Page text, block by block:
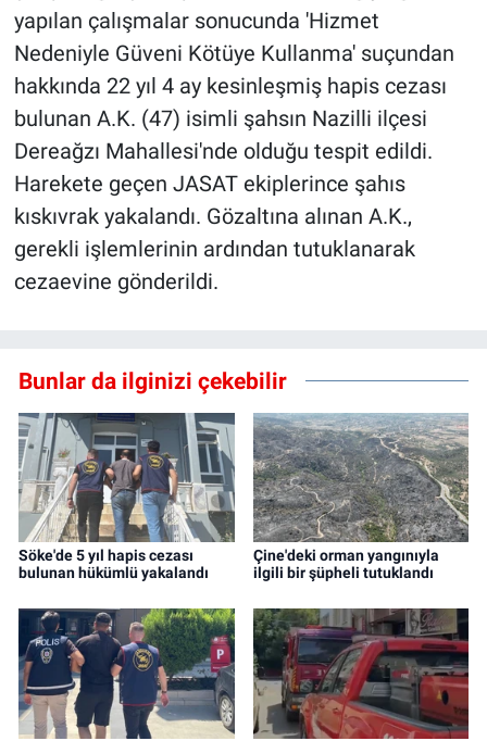
yapılan çalışmalar sonucunda 'Hizmet
Nedeniyle Güveni Kötüye Kullanma' suçundan
hakkında 22 yıl 4 ay kesinleşmiş hapis cezası
bulunan A.K. (47) isimli şahsın Nazilli ilçesi
Dereağzı Mahallesi'nde olduğu tespit edildi.
Harekete geçen JASAT ekiplerince şahıs
kıskıvrak yakalandı. Gözaltına alınan A.K.,
gerekli işlemlerinin ardından tutuklanarak
cezaevine gönderildi.
Bunlar da ilginizi çekebilir
Söke'de 5 yıl hapis cezası
bulunan hükümlü yakalandı
Çine'deki orman yangınıyla
ilgili bir şüpheli tutuklandı